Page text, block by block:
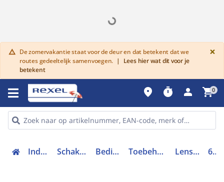
warning De zomervakantie staat voor de deur en dat betekent dat we
routes gedeeltelijk samenvoegen. |
Lees hier wat dit voor je
betekent
×
place timer person shopping_cart0
Industriele componenten Schakelen, bedienen en signaleren Bedieningen en signaleringen Toebehoren bedieningen en signaleringen Lens drukknop / signaallamp 61-9841.2